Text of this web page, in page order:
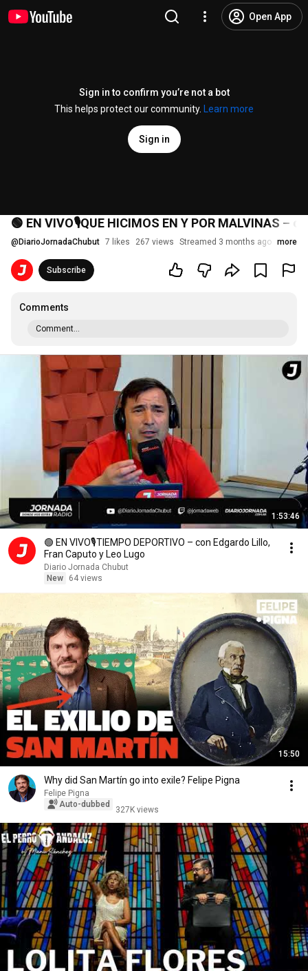
Open App
Sign in to confirm you’re not a bot
This helps protect our community.
Learn more
Sign in
🟢 EN VIVO🎙️QUE HICIMOS EN Y POR MALVINAS –
@ DiarioJornadaChubut 7 likes 267 views Streamed 3 months ago more
Subscribe
Comments
Comment...
1:53:46
🟢 EN VIVO🎙️TIEMPO DEPORTIVO – con Edgardo Lillo,
Fran Caputo y Leo Lugo
Diario Jornada Chubut
New
64 views
15:50
Why did San Martín go into exile? Felipe Pigna
Felipe Pigna
Auto-dubbed
327K views